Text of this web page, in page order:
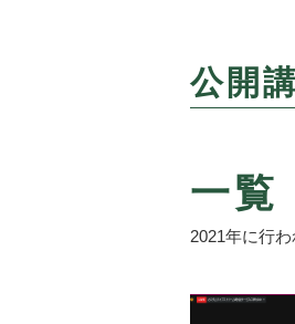
公開
一覧
2021年に行